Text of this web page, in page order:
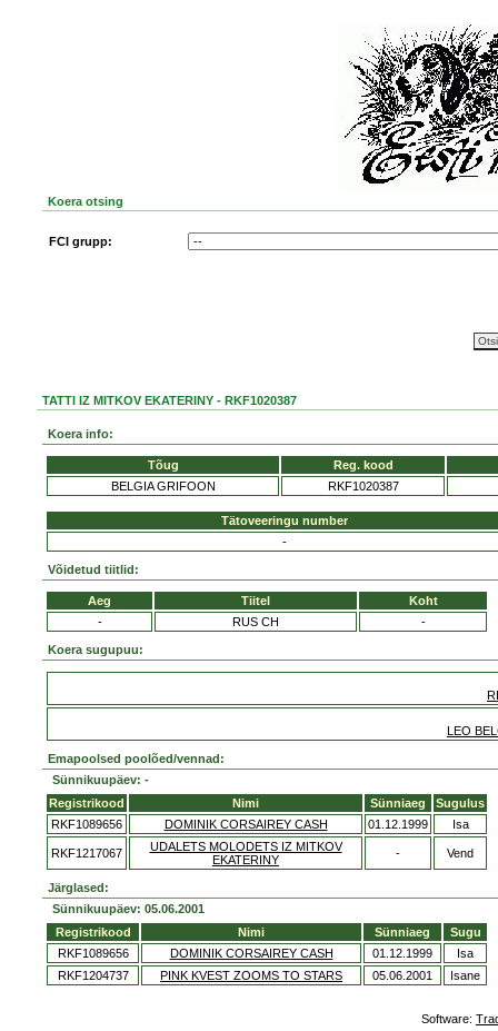
Koera otsing
FCI grupp:
TATTI IZ MITKOV EKATERINY - RKF1020387
Koera info:
Tõug
Reg. kood
BELGIA GRIFOON
RKF1020387
Tätoveeringu number
-
Võidetud tiitlid:
Aeg Tiitel
Koht
-
RUS CH -
Koera sugupuu:
LEO
Emapoolsed poolõed/vennad:
Sünnikuupäev: -
Registrikood
Nimi Sünniaeg
Sugulus
RKF1089656
DOMINIK CORSAIREY CASH 01.12.1999 Isa
RKF1217067
UDALETS MOLODETS IZ MITKOV
EKATERINY
- Vend
Järglased:
Sünnikuupäev: 05.06.2001
Registrikood
Nimi Sünniaeg
Sugu
RKF1089656
DOMINIK CORSAIREY CASH 01.12.1999
Isa
RKF1204737
PINK KVEST ZOOMS TO STARS 05.06.2001 Isane
Software: